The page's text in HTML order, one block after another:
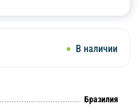
В наличии
Бразилия